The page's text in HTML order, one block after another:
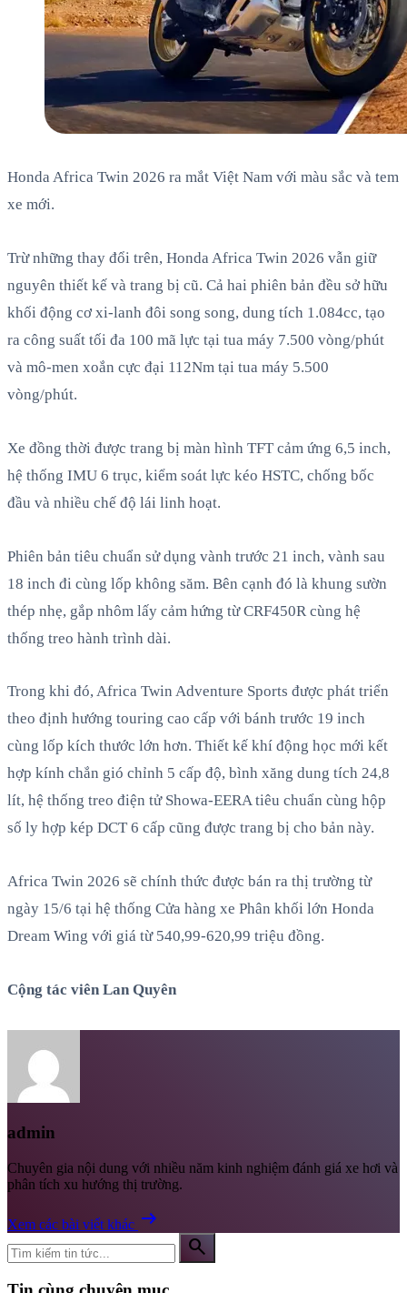
Honda Africa Twin 2026 ra mắt Việt Nam với màu sắc và tem
xe mới.
Trừ những thay đổi trên, Honda Africa Twin 2026 vẫn giữ
nguyên thiết kế và trang bị cũ. Cả hai phiên bản đều sở hữu
khối động cơ xi-lanh đôi song song, dung tích 1.084cc, tạo
ra công suất tối đa 100 mã lực tại tua máy 7.500 vòng/phút
và mô-men xoắn cực đại 112Nm tại tua máy 5.500
vòng/phút.
Xe đồng thời được trang bị màn hình TFT cảm ứng 6,5 inch,
hệ thống IMU 6 trục, kiểm soát lực kéo HSTC, chống bốc
đầu và nhiều chế độ lái linh hoạt.
Phiên bản tiêu chuẩn sử dụng vành trước 21 inch, vành sau
18 inch đi cùng lốp không săm. Bên cạnh đó là khung sườn
thép nhẹ, gắp nhôm lấy cảm hứng từ CRF450R cùng hệ
thống treo hành trình dài.
Trong khi đó, Africa Twin Adventure Sports được phát triển
theo định hướng touring cao cấp với bánh trước 19 inch
cùng lốp kích thước lớn hơn. Thiết kế khí động học mới kết
hợp kính chắn gió chỉnh 5 cấp độ, bình xăng dung tích 24,8
lít, hệ thống treo điện tử Showa-EERA tiêu chuẩn cùng hộp
số ly hợp kép DCT 6 cấp cũng được trang bị cho bản này.
Africa Twin 2026 sẽ chính thức được bán ra thị trường từ
ngày 15/6 tại hệ thống Cửa hàng xe Phân khối lớn Honda
Dream Wing với giá từ 540,99-620,99 triệu đồng.
Cộng tác viên Lan Quyên
admin
Chuyên gia nội dung với nhiều năm kinh nghiệm đánh giá xe hơi và
phân tích xu hướng thị trường.
Xem các bài viết khác arrow_right_alt
search